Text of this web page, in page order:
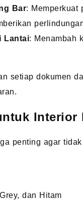
Bar: Memperkuat
Lantai: Menambah
setiap dokumen
Interior
penting agar
dan Hitam